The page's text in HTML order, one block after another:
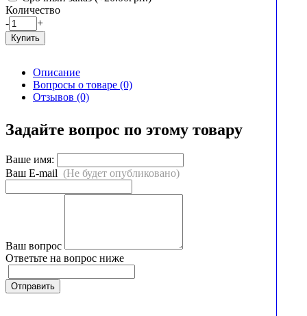
Количество
-
+
Купить
Описание
Вопросы о товаре (0)
Отзывов (0)
Задайте вопрос по этому товару
Ваше имя:
Ваш E-mail (Не будет опубликовано)
Ваш вопрос
Ответьте на вопрос ниже
Отправить